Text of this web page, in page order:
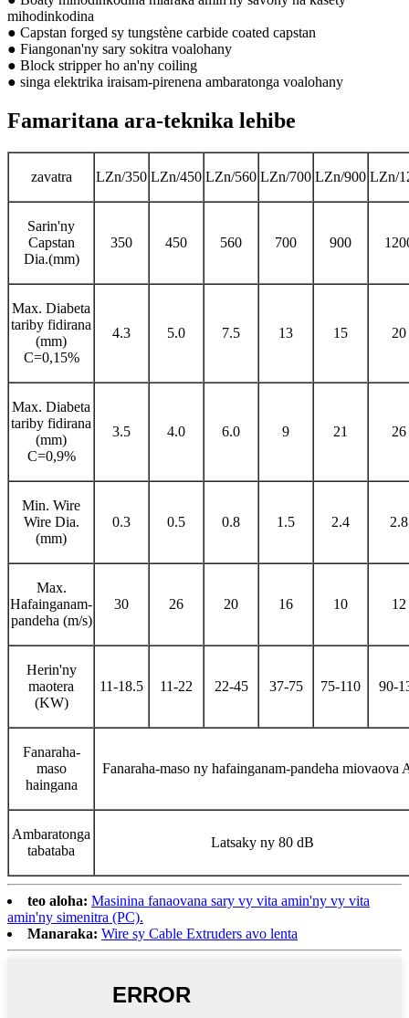
mihodinkodina
● Capstan forged sy tungstène carbide coated capstan
● Fiangonan'ny sary sokitra voalohany
● Block stripper ho an'ny coiling
● singa elektrika iraisam-pirenena ambaratonga voalohany
Famaritana ara-teknika lehibe
zavatra LZn/350 LZn/450 LZn/560 LZn/700 LZn/900 LZn/
Sarin'ny
Capstan
Dia.(mm)
350 450 560 700 900
Max. Diabeta
tariby fidirana
(mm)
C=0,15%
4.3 5.0 7.5 13 15 20
Max. Diabeta
tariby fidirana
(mm)
C=0,9%
3.5 4.0 6.0 9 21 26
Min. Wire
Wire Dia.
(mm)
0.3 0.5 0.8 1.5 2.4 2.8
Max.
Hafainganam-
pandeha (m/s)
30 26 20 16 10 12
Herin'ny
maotera
(KW)
11-18.5 11-22 22-45 37-75 75-110 90-
Fanaraha-
maso
haingana
Fanaraha-maso ny hafainganam-pandeha miovaova
Ambaratonga
tabataba
Latsaky ny 80 dB
teo aloha: Masinina fanaovana sary vy vita amin'ny vy vita
amin'ny simenitra (PC).
Manaraka: Wire sy Cable Extruders avo lenta